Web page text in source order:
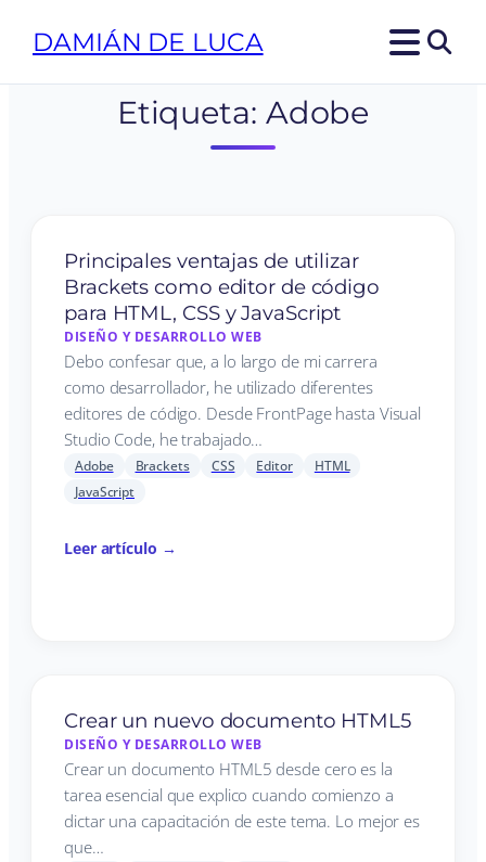
DAMIÁN DE LUCA
Etiqueta: Adobe
Principales ventajas de utilizar
Brackets como editor de código
para HTML, CSS y JavaScript
DISEÑO Y DESARROLLO WEB
Debo confesar que, a lo largo de mi carrera
como desarrollador, he utilizado diferentes
editores de código. Desde FrontPage hasta Visual
Studio Code, he trabajado…
Adobe Brackets CSS Editor
HTML
JavaScript
Leer artículo →
Crear un nuevo documento HTML5
DISEÑO Y DESARROLLO WEB
Crear un documento HTML5 desde cero es la
tarea esencial que explico cuando comienzo a
dictar una capacitación de este tema. Lo mejor es
que…